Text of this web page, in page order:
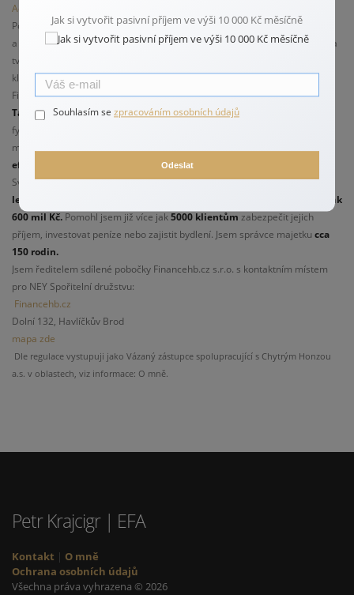
Advisor™
Pomáhám správně nastavit investice, správně využít dobrého dluhu úvěru
a neplatit moc peněz za zajištění příjmu. Specializuji se na investování
a
tvoření portfolia pro Finanční nezávislost. Pomáhám budovat majetek
klientů a ochraňovat ho.
Finanční plán je cesta vedoucí k finanční nezávislosti.
Také se zabývám zajištěním rizikzejména osobních financí rodin,
fyzických osob. Mými klienty jsou v současné době zejména manažeři,
majitelé menších i větších firem.
efektivním průvodcem na cestě k finanční nezávislosti.
Své zkušenosti v tomto oboru sbírám od roku 1998, tedy jižvíce než 26
let
a díky tomu jsem zrostředkoval investice klientům v celkové výši více jak
600 mil Kč. Pomohl jsem již více jak 5000 klientům zabezpečit jejich
příjem, investovat peníze nebo zajistit bydlení. Jsem správce majetku cca
150 rodin.
Jsem ředitelem sdílené pobočky Financehb.cz s.r.o. s kontaktním místem
pro NEY Spořitelní družstvu:
Financehb.cz
Dolní 132, Havlíčkův Brod
mapa zde
Dle regulace vystupuji jako Vázaný zástupce spolupracující s Chytrým Honzou
a.s. v oblastech, viz informace: O mně.
Petr Krajcigr | EFA
Kontakt | O mně
Ochrana osobních údajů
Všechna práva vyhrazena © 2026
Jak si vytvořit pasivní příjem ve výši 10 000 Kč měsíčně
Souhlasím se zpracováním osobních údajů
Odeslat